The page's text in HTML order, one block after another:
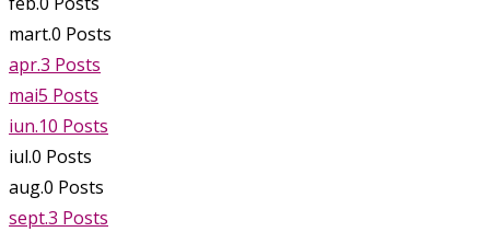
mart.0 Posts
apr.3 Posts
mai5 Posts
iun.10 Posts
iul.0 Posts
aug.0 Posts
sept.3 Posts